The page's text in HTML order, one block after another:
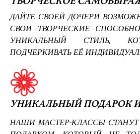
ДАЙТЕ СВОЕЙ ДОЧЕРИ
СВОИ ТВОРЧЕСКИЕ
УНИКАЛЬНЫЙ СТИЛЬ,
ПОДЧЕРКИВАТЬ ЕЁ
УНИКАЛЬНЫЙ ПОДАРОК
НАШИ МАСТЕР-КЛАССЫ